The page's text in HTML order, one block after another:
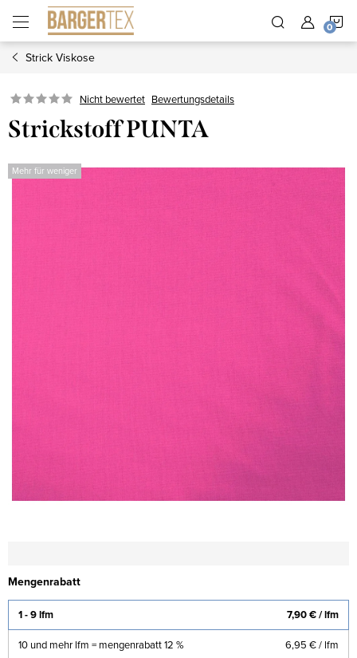
Inhalt
springen
Strick Viskose
Nicht bewertet Bewertungsdetails
Strickstoff PUNTA
Mehr für weniger
Mengenrabatt
1 - 9 lfm 7,90 €/ lfm
10 und mehr lfm = mengenrabatt 12 % 6,95 €/ lfm